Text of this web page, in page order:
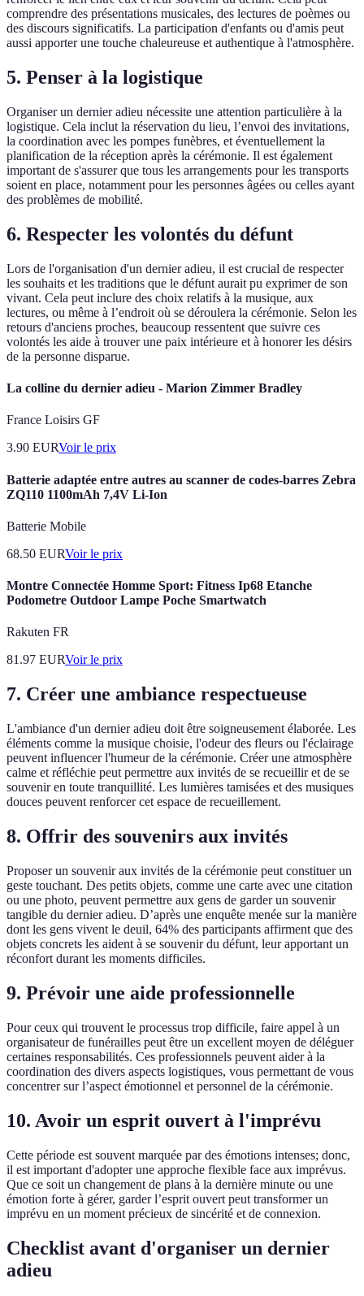
comprendre des présentations musicales, des lectures de poèmes ou
des discours significatifs. La participation d'enfants ou d'amis peut
aussi apporter une touche chaleureuse et authentique à l'atmosphère.
5. Penser à la logistique
Organiser un dernier adieu nécessite une attention particulière à la
logistique. Cela inclut la réservation du lieu, l’envoi des invitations,
la coordination avec les pompes funèbres, et éventuellement la
planification de la réception après la cérémonie. Il est également
important de s'assurer que tous les arrangements pour les transports
soient en place, notamment pour les personnes âgées ou celles ayant
des problèmes de mobilité.
6. Respecter les volontés du défunt
Lors de l'organisation d'un dernier adieu, il est crucial de respecter
les souhaits et les traditions que le défunt aurait pu exprimer de son
vivant. Cela peut inclure des choix relatifs à la musique, aux
lectures, ou même à l’endroit où se déroulera la cérémonie. Selon les
retours d'anciens proches, beaucoup ressentent que suivre ces
volontés les aide à trouver une paix intérieure et à honorer les désirs
de la personne disparue.
La colline du dernier adieu - Marion Zimmer Bradley
France Loisirs GF
3.90 EURVoir le prix
Batterie adaptée entre autres au scanner de codes-barres Zebra
ZQ110 1100mAh 7,4V Li-Ion
Batterie Mobile
68.50 EURVoir le prix
Montre Connectée Homme Sport: Fitness Ip68 Etanche
Podometre Outdoor Lampe Poche Smartwatch
Rakuten FR
81.97 EURVoir le prix
7. Créer une ambiance respectueuse
L'ambiance d'un dernier adieu doit être soigneusement élaborée. Les
éléments comme la musique choisie, l'odeur des fleurs ou l'éclairage
peuvent influencer l'humeur de la cérémonie. Créer une atmosphère
calme et réfléchie peut permettre aux invités de se recueillir et de se
souvenir en toute tranquillité. Les lumières tamisées et des musiques
douces peuvent renforcer cet espace de recueillement.
8. Offrir des souvenirs aux invités
Proposer un souvenir aux invités de la cérémonie peut constituer un
geste touchant. Des petits objets, comme une carte avec une citation
ou une photo, peuvent permettre aux gens de garder un souvenir
tangible du dernier adieu. D’après une enquête menée sur la manière
dont les gens vivent le deuil, 64% des participants affirment que des
objets concrets les aident à se souvenir du défunt, leur apportant un
réconfort durant les moments difficiles.
9. Prévoir une aide professionnelle
Pour ceux qui trouvent le processus trop difficile, faire appel à un
organisateur de funérailles peut être un excellent moyen de déléguer
certaines responsabilités. Ces professionnels peuvent aider à la
coordination des divers aspects logistiques, vous permettant de vous
concentrer sur l’aspect émotionnel et personnel de la cérémonie.
10. Avoir un esprit ouvert à l'imprévu
Cette période est souvent marquée par des émotions intenses; donc,
il est important d'adopter une approche flexible face aux imprévus.
Que ce soit un changement de plans à la dernière minute ou une
émotion forte à gérer, garder l’esprit ouvert peut transformer un
imprévu en un moment précieux de sincérité et de connexion.
Checklist avant d'organiser un dernier
adieu